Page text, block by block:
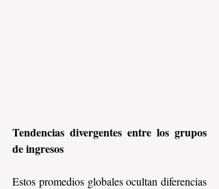
Tendencias divergentes entre los grupos
de ingresos
Estos promedios globales ocultan diferencias